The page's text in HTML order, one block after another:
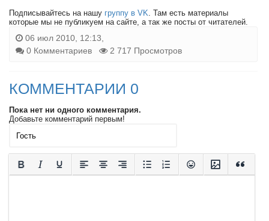
Подписывайтесь на нашу группу в VK. Там есть материалы
которые мы не публикуем на сайте, а так же посты от читателей.
06 июл 2010, 12:13,
0 Комментариев
2 717 Просмотров
КОММЕНТАРИИ 0
Пока нет ни одного комментария.
Добавьте комментарий первым!